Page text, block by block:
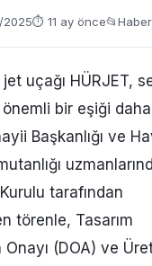
2025⏱ 11 ay önce📂Haber
jet uçağı HÜRJET,
bir eşiği
Başkanlığı ve
tarafından
törenle, Tasarım
(DOA) ve